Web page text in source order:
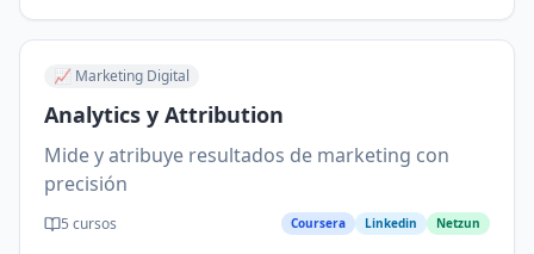
📈 Marketing Digital
Analytics y Attribution
Mide y atribuye resultados de marketing con
precisión
5 cursos Coursera Linkedin Netzun